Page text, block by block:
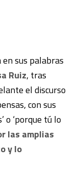
sus palabras
Ruiz, tras
el discurso
con sus
o ‘porque tú lo
las amplias
y lo